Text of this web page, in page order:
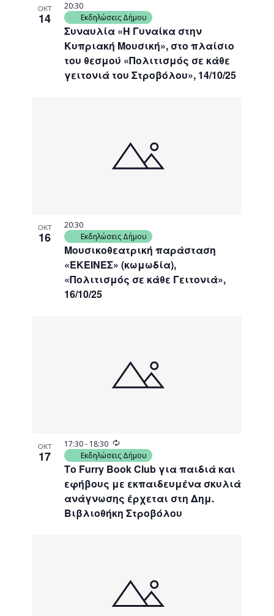
ΟΚΤ
14
Συναυλία «Η Γυναίκα στην
Κυπριακή Μουσική», στο πλαίσιο
του θεσμού «Πολιτισμός σε κάθε
γειτονιά του Στροβόλου», 14/10/25
20:30
Εκδηλώσεις Δήμου
ΟΚΤ
16
Μουσικοθεατρική παράσταση
«ΕΚΕΙΝΕΣ» (κωμωδία),
«Πολιτισμός σε κάθε Γειτονιά»,
16/10/25
20:30
Εκδηλώσεις Δήμου
ΟΚΤ
17
Το Furry Book Club για παιδιά και
εφήβους με εκπαιδευμένα σκυλιά
ανάγνωσης έρχεται στη Δημ.
Βιβλιοθήκη Στροβόλου
17:30- 18:30
Recurring
Εκδηλώσεις Δήμου